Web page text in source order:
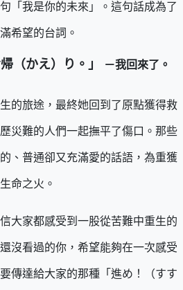
「我是你的未來」。這句話成為了
希望的台詞。
（かえ）り。」
－我回來了。
的旅途，最終她回到了原點獲得救
災難的人們一起撫平了傷口。那些
、普通卻又充滿愛的話語，為重獲
命之火。
大家都感受到一股從苦難中重生的
沒看過的你，希望能夠在一次感受
傳達給大家的那種「進め！（すす